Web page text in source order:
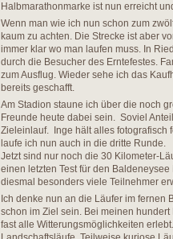
Halbmarathonmarke ist nun erreicht
Wenn man wie ich nun schon zum
kaum zu achten. Die Strecke ist aber
immer klar wo man laufen muss. In
durch die Besucher des Erntefestes.
zum Ausflug. Wieder sehe ich das
bereits geschafft.
Am Stadion staune ich über die noch
Freunde heute dabei sein. Soviel
Zieleinlauf. Inge hält alles fotografisch
laufe ich nun auch in die dritte Runde.
Jetzt sind nur noch die 30 Kilometer-
einen letzten Test für den
diesmal besonders viele Teilnehmer
Ich denke nun an die Läufer im
schon im Ziel sein. Bei meinen
fast alle Witterungsmöglichkeiten